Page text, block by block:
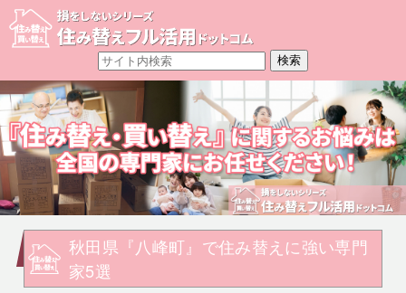
秋田県『八峰町』で住み替えに強い専門
家5選